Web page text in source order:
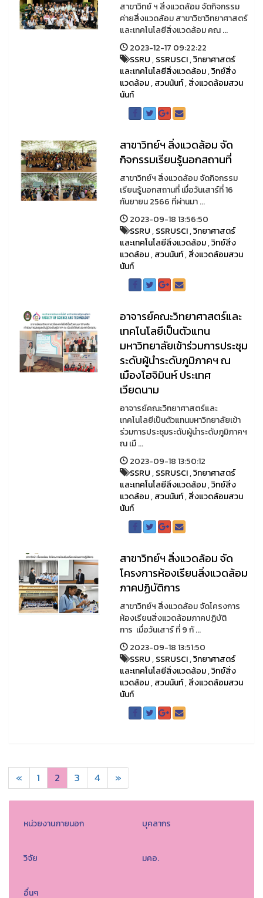
สาขาวิทย์ ฯ สิ่งแวดล้อม จัดกิจกรรม
ค่ายสิ่งแวดล้อม สาขาวิชาวิทยาศาสตร์
และเทคโนโลยีสิ่งแวดล้อม คณ ...
2023-12-17 09:22:22
SSRU,SSRUSCI,วิทยาศาสตร์
และเทคโนโลยีสิ่งแวดล้อม,วิทย์สิ่ง
แวดล้อม,สวนนันท์,สิ่งแวดล้อมสวน
นันท์
สาขาวิทย์ฯ สิ่งแวดล้อม จัด
กิจกรรมเรียนรู้นอกสถานที่
สาขาวิทย์ฯ สิ่งแวดล้อม จัดกิจกรรม
เรียนรู้นอกสถานที่ เมื่อวันเสาร์ที่ 16
กันยายน 2566 ที่ผ่านมา ...
2023-09-18 13:56:50
SSRU,SSRUSCI,วิทยาศาสตร์
และเทคโนโลยีสิ่งแวดล้อม,วิทย์สิ่ง
แวดล้อม,สวนนันท์,สิ่งแวดล้อมสวน
นันท์
อาจารย์คณะวิทยาศาสตร์และ
เทคโนโลยีเป็นตัวแทน
มหาวิทยาลัยเข้าร่วมการประชุม
ระดับผู้นำระดับภูมิภาคฯ ณ
เมืองโฮจิมินห์ ประเทศ
เวียดนาม
อาจารย์คณะวิทยาศาสตร์และ
เทคโนโลยีเป็นตัวแทนมหาวิทยาลัยเข้า
ร่วมการประชุมระดับผู้นำระดับภูมิภาคฯ
ณ เมื ...
2023-09-18 13:50:12
SSRU,SSRUSCI,วิทยาศาสตร์
และเทคโนโลยีสิ่งแวดล้อม,วิทย์สิ่ง
แวดล้อม,สวนนันท์,สิ่งแวดล้อมสวน
นันท์
สาขาวิทย์ฯ สิ่งแวดล้อม จัด
โครงการห้องเรียนสิ่งแวดล้อม
ภาคปฏิบัติการ
สาขาวิทย์ฯ สิ่งแวดล้อม จัดโครงการ
ห้องเรียนสิ่งแวดล้อมภาคปฏิบัติ
การ เมื่อวันเสาร์ ที่ 9 กั ...
2023-09-18 13:51:50
SSRU,SSRUSCI,วิทยาศาสตร์
และเทคโนโลยีสิ่งแวดล้อม,วิทย์สิ่ง
แวดล้อม,สวนนันท์,สิ่งแวดล้อมสวน
นันท์
« 1 2 3 4 »
หน่วยงานภายนอก บุคลากร
วิจัย มคอ.
อื่นๆ